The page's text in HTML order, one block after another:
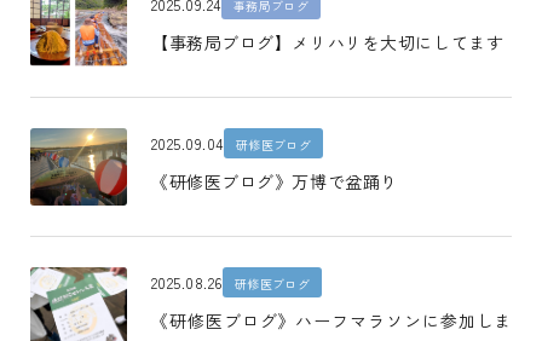
事務局ブログ
【事務局ブログ】メリハリを大切にしてます
2025.09.04 研修医ブログ
《研修医ブログ》万博で盆踊り
2025.08.26 研修医ブログ
《研修医ブログ》ハーフマラソンに参加しま